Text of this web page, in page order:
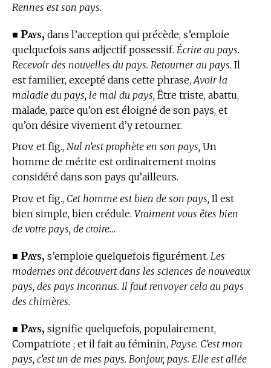
Rennes est son pays.
■ Pays, dans l’acception qui précède, s’emploie
quelquefois sans adjectif possessif. Écrire au pays.
Recevoir des nouvelles du pays. Retourner au pays. Il
est familier, excepté dans cette phrase, Avoir la
maladie du pays, le mal du pays, Être triste, abattu,
malade, parce qu’on est éloigné de son pays, et
qu’on désire vivement d’y retourner.
Prov. et fig., Nul n’est prophète en son pays, Un
homme de mérite est ordinairement moins
considéré dans son pays qu’ailleurs.
Prov. et fig., Cet homme est bien de son pays, Il est
bien simple, bien crédule. Vraiment vous êtes bien
de votre pays, de croire…
■ Pays, s’emploie quelquefois figurément. Les
modernes ont découvert dans les sciences de nouveaux
pays, des pays inconnus. Il faut renvoyer cela au pays
des chimères.
■ Pays, signifie quelquefois, populairement,
Compatriote ; et il fait au féminin, Payse. C’est mon
pays, c’est un de mes pays. Bonjour, pays. Elle est allée